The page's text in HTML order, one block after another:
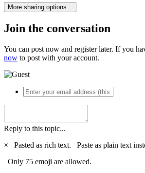
More sharing options...
Join the conversation
You can post now and register later. If you
now to post with your account.
Reply to this topic...
×
Pasted as rich text. Paste as plain text
Only 75 emoji are allowed.